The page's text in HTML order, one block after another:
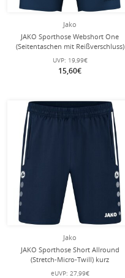
Jako
JAKO Sporthose Webshort One
(Seitentaschen mit Reißverschluss)
kurz navyblau Kinder
UVP: 19,99€
15,60€
Jako
JAKO Sporthose Short Allround
(Stretch-Micro-Twill) kurz
marineblau Jungen
eUVP: 27,99€